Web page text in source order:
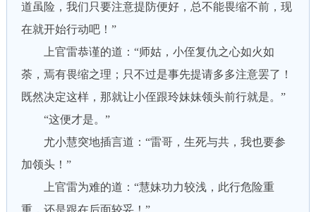
道虽险，我们只要注意提防便好，总不能畏缩不前，现
在就开始行动吧！”
上官雷恭谨的道：“师姑，小侄复仇之心如火如
荼，焉有畏缩之理；只不过是事先提请多多注意罢了！
既然决定这样，那就让小侄跟玲妹妹领头前行就是。”
“这便才是。”
尤小慧突地插言道：“雷哥，生死与共，我也要参
加领头！”
上官雷为难的道：“慧妹功力较浅，此行危险重
重，还是跟在后面较妥！”